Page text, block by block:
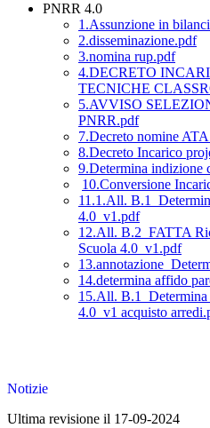
PNRR 4.0
1.Assunzione in
2.disseminazione.pdf
3.nomina rup.pdf
4.DECRETO
TECNICHE
5.AVVISO
PNRR.pdf
7.Decreto nomine
8.Decreto Incarico
9.Determina indizione
10.Conversione
11.1.All.
4.0_v1.pdf
12.All. B.2_FATTA
Scuola 4.0_v1.pdf
14.determina affido
15.All. B.1_Determina
4.0_v1 acquisto
Notizie
Ultima revisione il 17-09-2024